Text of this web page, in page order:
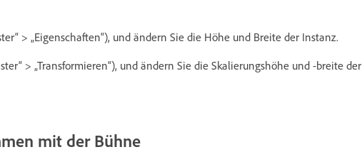
> „Eigenschaften“), und ändern Sie die Höhe und Breite der Instanz.
> „Transformieren“), und ändern Sie die Skalierungshöhe und -breite der
mit der Bühne